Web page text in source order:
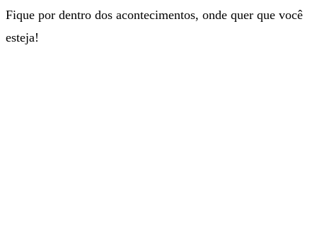
Fique por dentro dos acontecimentos, onde quer que você
esteja!